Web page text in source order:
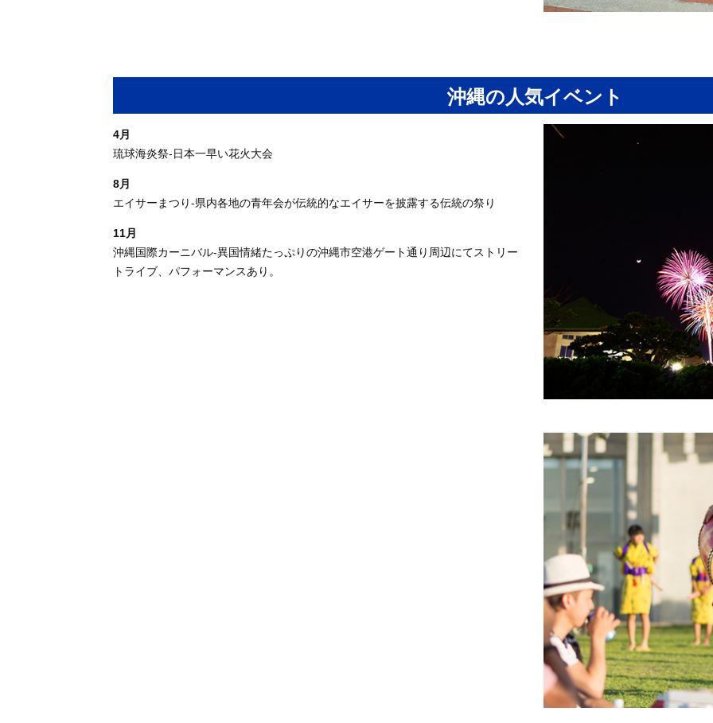
沖縄の人気イベント
4月
琉球海炎祭-日本一早い花火大会
8月
エイサーまつり-県内各地の青年会が伝統的なエイサーを披露する伝統の祭り
11月
沖縄国際カーニバル-異国情緒たっぷりの沖縄市空港ゲート通り周辺にてストリー
トライブ、パフォーマンスあり。